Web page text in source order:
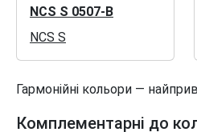
NCS S 0507-B
NCS S
Гармонійні кольори —
Комплементарні до